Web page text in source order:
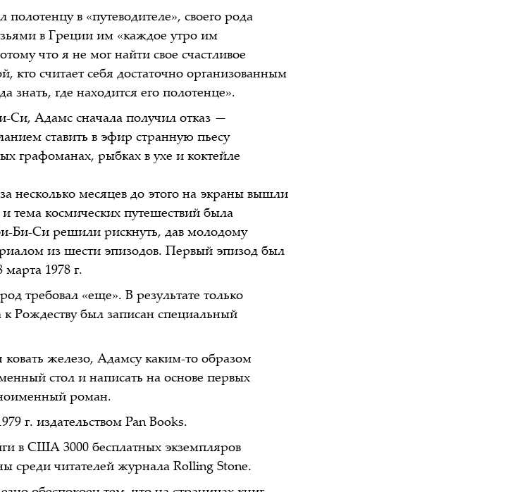
в «путеводителе», своего рода
в Греции им «каждое утро им
что я не мог найти свое счастливое
кто считает себя достаточно организованным
знать, где находится его полотенце».
Си, Адамс сначала получил отказ —
ставить в эфир странную пьесу
графоманах, рыбках в ухе и коктейле
нeсколько месяцев до этого на экраны вышли
тема космических путешествий была
Би-Си решили рискнуть, дав молодому
из шести эпизодов. Первый эпизод был
1978 г.
требовал «еще». В результате только
Рождеству был записан специальный
железо, Адамсу каким-то образом
стол и написать на основе первых
роман.
г. издательством Pan Books.
в США 3000 бесплатных экземпляров
среди читателей журнала Rolling Stone.